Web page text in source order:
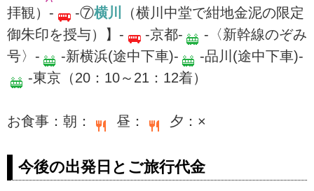
拝観）-
-⑦横川
（横川中堂で紺地金泥の限定
御朱印を授与）】-
-京都-
-〈新幹線のぞみ
号〉-
-新横浜(途中下車)-
-品川(途中下車)-
-東京（20：10～21：12着）
お食事：朝： 昼： 夕：×
今後の出発日とご旅行代金